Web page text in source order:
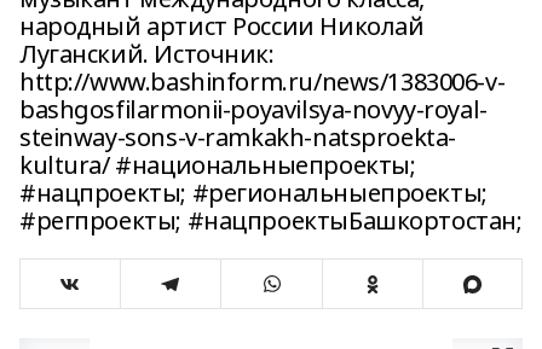
народный артист России Николай
Луганский. Источник:
http://www.bashinform.ru/news/1383006-v-
bashgosfilarmonii-poyavilsya-novyy-royal-
steinway-sons-v-ramkakh-natsproekta-
kultura/ #национальныепроекты;
#нацпроекты; #региональныепроекты;
#регпроекты; #нацпроектыБашкортостан;